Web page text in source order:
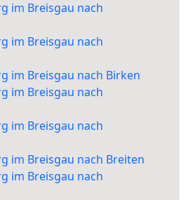
im Breisgau nach
im Breisgau nach
im Breisgau nach Birken
im Breisgau nach
im Breisgau nach
im Breisgau nach Breiten
im Breisgau nach